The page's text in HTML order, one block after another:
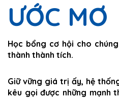
ƯỚC MƠ
Học bổng cơ hội cho
thành thành tích.
Giữ vững giá trị ấy, hệ
kêu gọi được những mạnh